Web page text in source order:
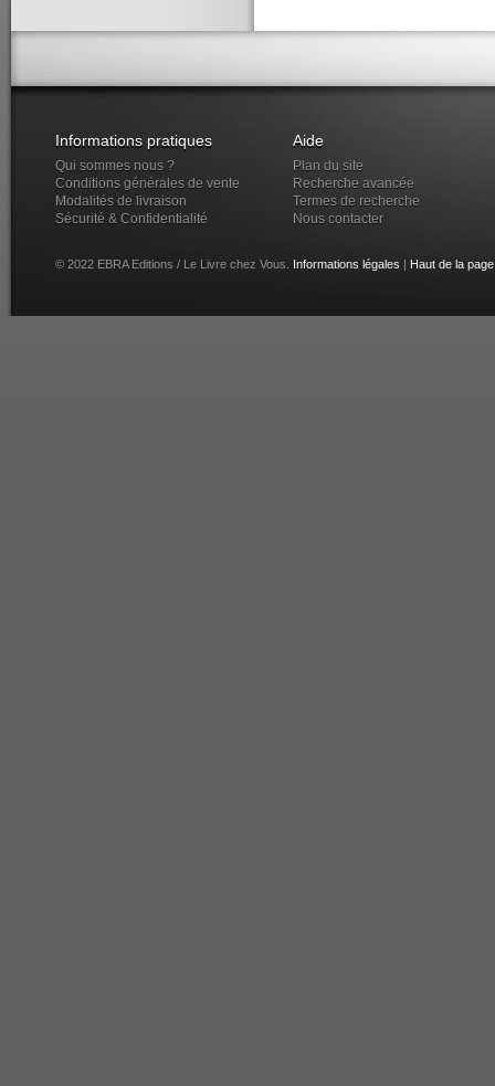
Informations pratiques
Qui sommes nous ?
Conditions générales de vente
Modalités de livraison
Sécurité & Confidentialité
Aide
Plan du site
Recherche avancée
Termes de recherche
Nous contacter
© 2022 EBRA Editions / Le Livre chez Vous. Informations légales Haut de la page